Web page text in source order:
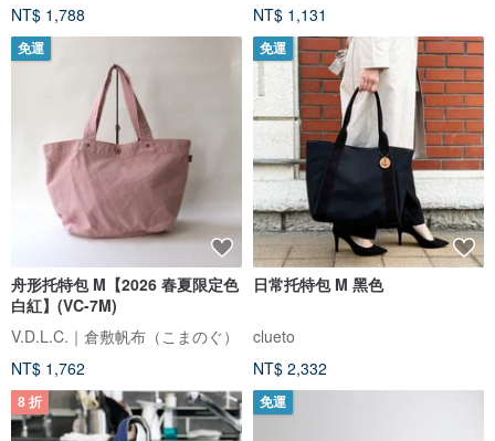
NT$ 1,788
NT$ 1,131
免運
舟形托特包 M【2026 春夏限定色
白紅】(VC-7M)
V.D.L.C.｜倉敷帆布（こまのぐ）
NT$ 1,762
免運
日常托特包 M 黑色
clueto
NT$ 2,332
8 折 免運